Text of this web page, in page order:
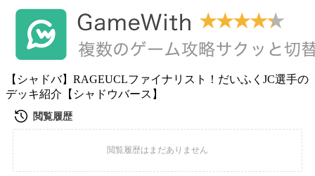
【シャドバ】RAGEUCLファイナリスト！だいふくJC選手の
デッキ紹介【シャドウバース】